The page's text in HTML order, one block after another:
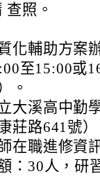
照。
化輔助方案
至15:00或
。
大溪高中勤
莊路641號
在職進修資
：30人，研